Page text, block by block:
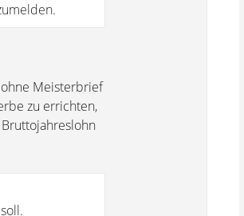
Meisterbrief
zu errichten,